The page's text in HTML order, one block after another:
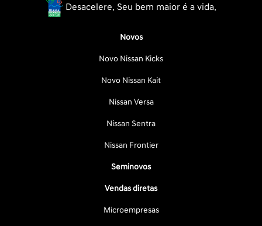
Desacelere. Seu bem maior é a vida.
Novos
Novo Nissan Kicks
Novo Nissan Kait
Nissan Versa
Nissan Sentra
Nissan Frontier
Seminovos
Vendas diretas
Microempresas